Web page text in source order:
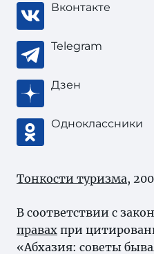
Вконтакте
Telegram
Дзен
Одноклассники
Тонкости туризма,
В соответствии с
правах при
«Абхазия: советы